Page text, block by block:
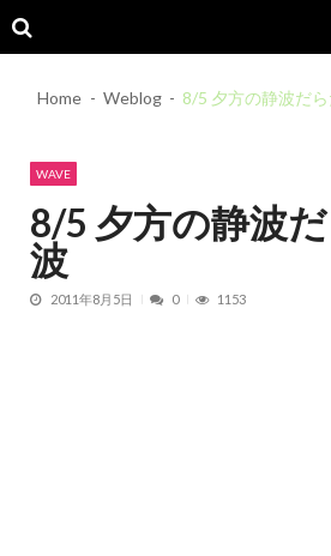
to
to
Home Weblog 8/5 夕方の静波だ
WAVE
8/5 夕方の静波
波
2011年8月5日 0 1153